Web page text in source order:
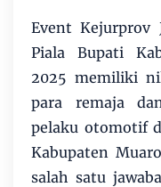
Event Kejurprov
Piala Bupati
2025 memiliki
para remaja
pelaku otomotif
Kabupaten
salah satu